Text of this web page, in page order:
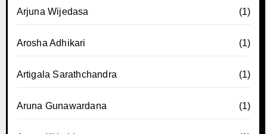
Arjuna Wijedasa (1)
Arosha Adhikari (1)
Artigala Sarathchandra (1)
Aruna Gunawardana (1)